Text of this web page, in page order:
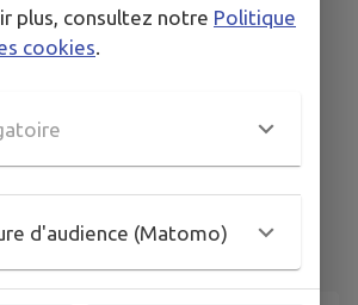
plus, consultez notre Politique
cookies.
d'audience (Matomo)